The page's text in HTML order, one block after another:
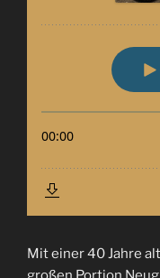
Mit einer 40 Jahre